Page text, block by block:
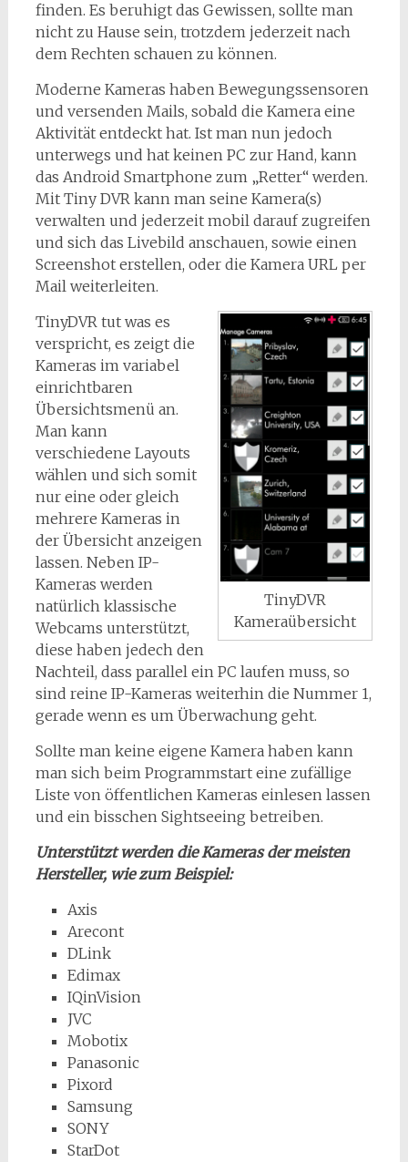
finden. Es beruhigt das Gewissen, sollte man
nicht zu Hause sein, trotzdem jederzeit nach
dem Rechten schauen zu können.
Moderne Kameras haben Bewegungssensoren
und versenden Mails, sobald die Kamera eine
Aktivität entdeckt hat. Ist man nun jedoch
unterwegs und hat keinen PC zur Hand, kann
das Android Smartphone zum „Retter“ werden.
Mit Tiny DVR kann man seine Kamera(s)
verwalten und jederzeit mobil darauf zugreifen
und sich das Livebild anschauen, sowie einen
Screenshot erstellen, oder die Kamera URL per
Mail weiterleiten.
TinyDVR
Kameraübersicht
TinyDVR tut was es
verspricht, es zeigt die
Kameras im variabel
einrichtbaren
Übersichtsmenü an.
Man kann
verschiedene Layouts
wählen und sich somit
nur eine oder gleich
mehrere Kameras in
der Übersicht anzeigen
lassen. Neben IP-
Kameras werden
natürlich klassische
Webcams unterstützt,
diese haben jedech den
Nachteil, dass parallel ein PC laufen muss, so
sind reine IP-Kameras weiterhin die Nummer 1,
gerade wenn es um Überwachung geht.
Sollte man keine eigene Kamera haben kann
man sich beim Programmstart eine zufällige
Liste von öffentlichen Kameras einlesen lassen
und ein bisschen Sightseeing betreiben.
Unterstützt werden die Kameras der meisten
Hersteller, wie zum Beispiel:
Axis
Arecont
DLink
Edimax
IQinVision
JVC
Mobotix
Panasonic
Pixord
Samsung
SONY
StarDot